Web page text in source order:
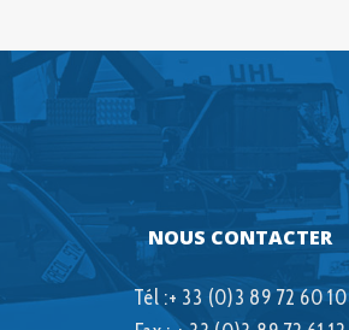
NOUS CONTACTER
Tél :+ 33 (0)3 89 72 60 10